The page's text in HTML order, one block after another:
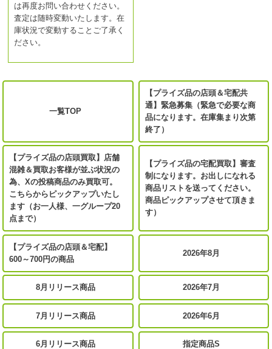
は再度お問い合わせください。
査定は随時変動いたします。在
庫状況で変動することご了承く
ださい。
一覧TOP
【プライズ品の店頭＆宅配共
通】緊急募集（緊急で必要な商
品になります。在庫集まり次第
終了）
【プライズ品の店頭買取】店舗
混雑＆買取お客様が並ぶ状況の
為、Xの投稿商品のみ買取可。
こちらからピックアップいたし
ます（お一人様、一グループ20
点まで）
【プライズ品の宅配買取】審査
制になります。お出しになれる
商品リストを送ってください。
商品ピックアップさせて頂きま
す）
【プライズ品の店頭＆宅配】
600～700円の商品
2026年8月
8月リリース商品 2026年7月
7月リリース商品 2026年6月
6月リリース商品 指定商品S